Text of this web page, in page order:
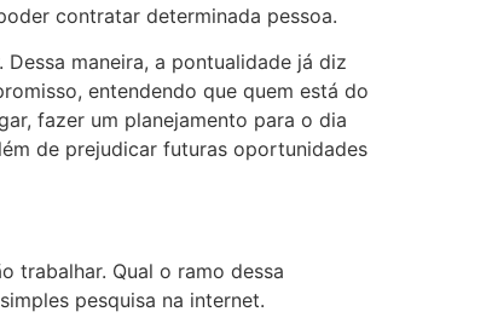
contratar determinada pessoa.
maneira, a pontualidade já diz
entendendo que quem está do
fazer um planejamento para o dia
de prejudicar futuras oportunidades
trabalhar. Qual o ramo dessa
pesquisa na internet.